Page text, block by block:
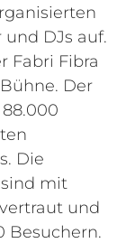
DJs auf.
Fabri Fibra
Der
Die
sind mit
und
Besuchern.